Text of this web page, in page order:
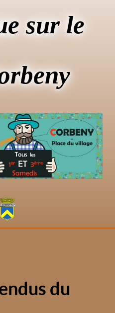
sur le
du